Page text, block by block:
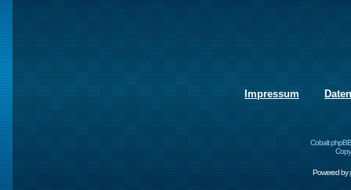
Impressum
Cobalt
Powered by